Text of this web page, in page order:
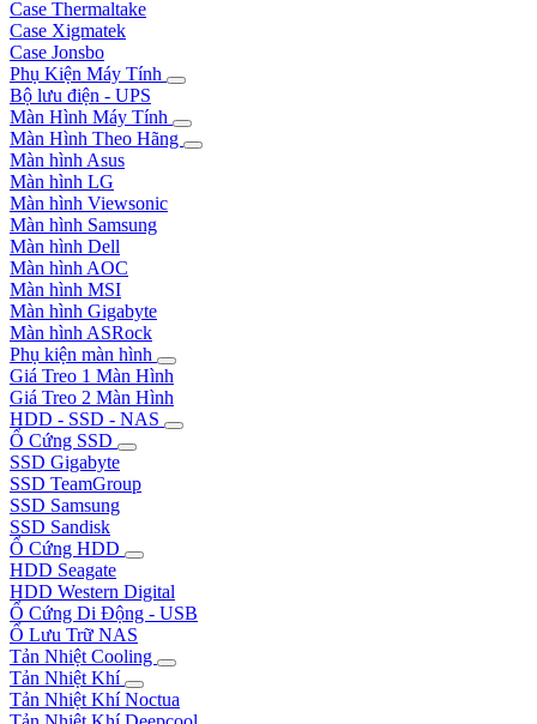
Case Thermaltake
Case Xigmatek
Case Jonsbo
Phụ Kiện Máy Tính
Bộ lưu điện - UPS
Màn Hình Máy Tính
Màn Hình Theo Hãng
Màn hình Asus
Màn hình LG
Màn hình Viewsonic
Màn hình Samsung
Màn hình Dell
Màn hình AOC
Màn hình MSI
Màn hình Gigabyte
Màn hình ASRock
Phụ kiện màn hình
Giá Treo 1 Màn Hình
Giá Treo 2 Màn Hình
HDD - SSD - NAS
Ổ Cứng SSD
SSD Gigabyte
SSD TeamGroup
SSD Samsung
SSD Sandisk
Ổ Cứng HDD
HDD Seagate
HDD Western Digital
Ổ Cứng Di Động - USB
Ổ Lưu Trữ NAS
Tản Nhiệt Cooling
Tản Nhiệt Khí
Tản Nhiệt Khí Noctua